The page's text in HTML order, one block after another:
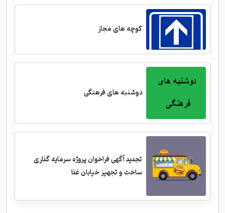
کوچه های مجاز
دوشنبه های فرهنگی
تجدید آگهی فراخوان پروژه سرمایه گذاری
ساخت و تجهیز خیابان غذا